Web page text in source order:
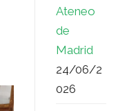
Ateneo
de
Madrid
24/06/2
026